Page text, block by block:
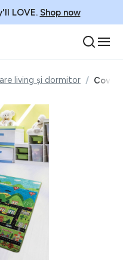
LOVE. Shop now
living și dormitor